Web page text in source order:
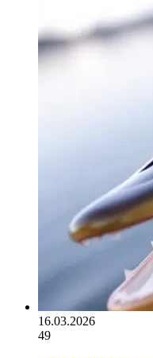
16.03.2026
49